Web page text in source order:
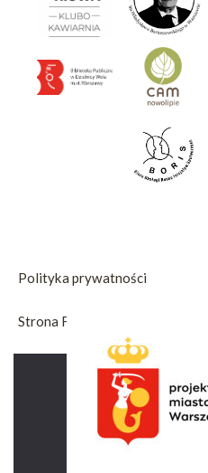
Polityka prywatności
Strona Fundacji Jeden Muranów